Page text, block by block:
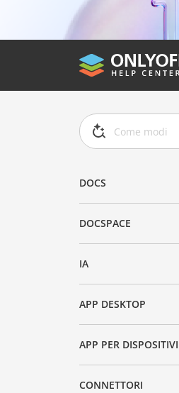
DOCS
DOCSPACE
IA
APP DESKTOP
APP PER
CONNETTORI